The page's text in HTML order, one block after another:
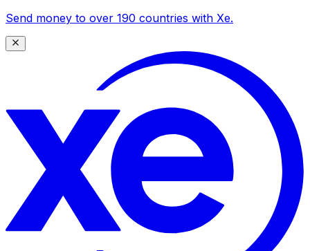
Send money to over 190 countries with Xe.